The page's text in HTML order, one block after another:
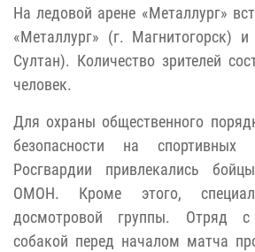
На ледовой арене «Металлург»
«Металлург» (г. Магнитогорск)
Султан). Количество зрителей
человек.
Для охраны общественного
безопасности на спортивных
Росгвардии привлекались
ОМОН. Кроме этого,
досмотровой группы. Отряд с
собакой перед началом матча